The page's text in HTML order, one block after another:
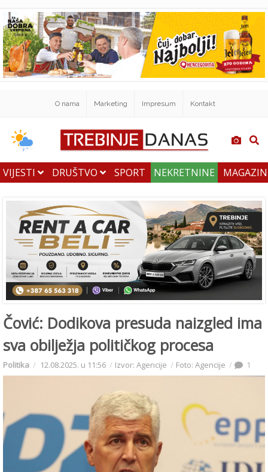
O nama Marketing Impresum Kontakt
VIJESTI DRUŠTVO SPORT NEKRETNINE
Čović: Dodikova presuda naizgled ima
sva obilježja političkog procesa
Politika 12.08.2025. u 11:56 Izvor: Agencije Foto: Agencije 1